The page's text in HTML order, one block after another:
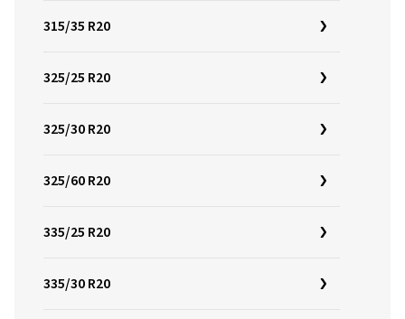
315/35 R20
325/25 R20
325/30 R20
325/60 R20
335/25 R20
335/30 R20